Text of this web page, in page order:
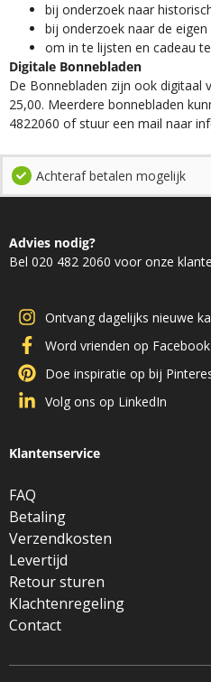
​bij onderzoek naar
bij onderzoek naar de
om in te lijsten en cadeau
Digitale Bonnebladen
De Bonnebladen zijn ook digitaal
25,00. Meerdere bonnebladen
4822060 of stuur een mail naar
Achteraf betalen mogelijk
Advies nodig?
Bel 020 482 2060 voor onze
Ontvang dagelijks nieuwe
Word vrienden op Facebook
Doe inspiratie op bij
Volg ons op LinkedIn
Klantenservice
FAQ
Betaling
Verzendkosten
Levertijd
Retour sturen
Klachtenregeling
Contact